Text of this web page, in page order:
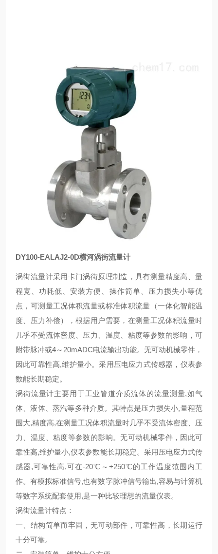
DY100-EALAJ2-0D横河涡街流量计
涡街流量计采用卡门涡街原理制造，具有测量精度高、量
程宽、功耗低、安装方便、操作简单、压力损失小等优
点，可测量工况体积流量或标准体积流量（一体化智能温
度、压力补偿），根据用户需要，在测量工况体积流量时
几乎不受流体密度、压力、温度、粘度等参数的影响，可
附带脉冲或4～20mADC电流输出功能。无可动机械零件，
因此可靠性高,维护量小。采用压电应力式传感器，仪表参
数能长期稳定。
涡街流量计主要用于工业管道介质流体的流量测量,如气
体、液体、蒸汽等多种介质。其特点是压力损失小,量程范
围大,精度高,在测量工况体积流量时几乎不受流体密度、压
力、温度、粘度等参数的影响。无可动机械零件，因此可
靠性高,维护量小,仪表参数能长期稳定。采用压电应力式传
感器,可靠性高,可在-20℃～+250℃的工作温度范围内工
作。有模拟标准信号,也有数字脉冲信号输出,容易与计算机
等数字系统配套使用,是一种比较理想的流量仪表。
涡街流量计特点：
一、结构简单而牢固，无可动部件，可靠性高，长期运行
十分可靠。